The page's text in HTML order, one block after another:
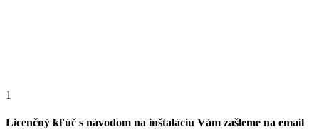
1
Licenčný kľúč s návodom na inštaláciu Vám zašleme na email